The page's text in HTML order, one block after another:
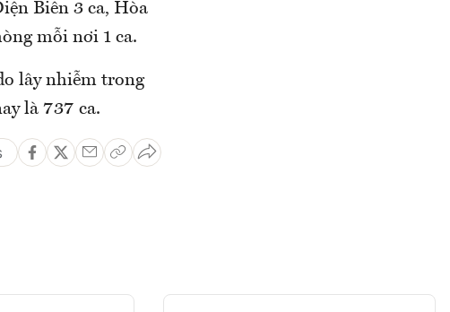
Biên 3 ca, Hòa
mỗi nơi 1 ca.
lây nhiễm trong
là 737 ca.